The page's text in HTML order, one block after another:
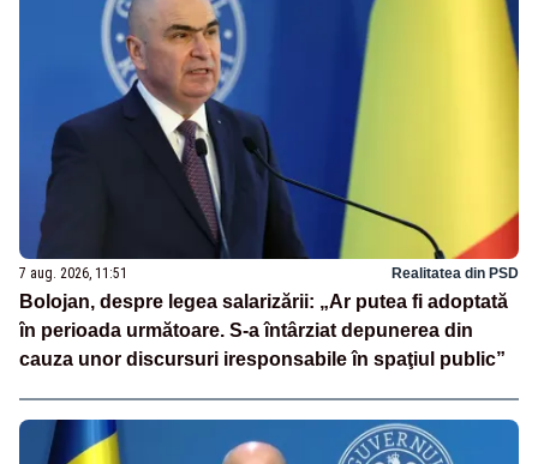
7 aug. 2026, 11:51 Realitatea din PSD
Bolojan, despre legea salarizării: „Ar putea fi adoptată
în perioada următoare. S-a întârziat depunerea din
cauza unor discursuri iresponsabile în spaţiul public”